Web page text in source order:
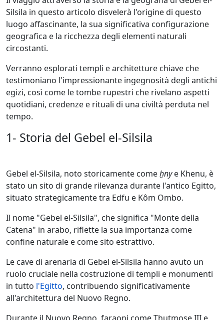
Silsila in questo articolo disvelerà l'origine di questo
luogo affascinante, la sua significativa configurazione
geografica e la ricchezza degli elementi naturali
circostanti.
Verranno esplorati templi e architetture chiave che
testimoniano l'impressionante ingegnosità degli antichi
egizi, così come le tombe rupestri che rivelano aspetti
quotidiani, credenze e rituali di una civiltà perduta nel
tempo.
1- Storia del Gebel el-Silsila
Gebel el-Silsila, noto storicamente comeḫnye Khenu, è
stato un sito di grande rilevanza durante l'antico Egitto,
situato strategicamente tra Edfu e Kôm Ombo.
Il nome "Gebel el-Silsila", che significa "Monte della
Catena" in arabo, riflette la sua importanza come
confine naturale e come sito estrattivo.
Le cave di arenaria di Gebel el-Silsila hanno avuto un
ruolo cruciale nella costruzione di templi e monumenti
in tutto l'Egitto, contribuendo significativamente
all'architettura del Nuovo Regno.